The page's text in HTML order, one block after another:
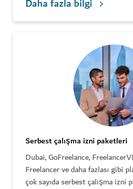
Daha fazla bilgi
Serbest çalışma izni paketleri
Dubai, GoFreelance,
Freelancer ve daha fazlası gibi
çok sayıda serbest çalışma izni